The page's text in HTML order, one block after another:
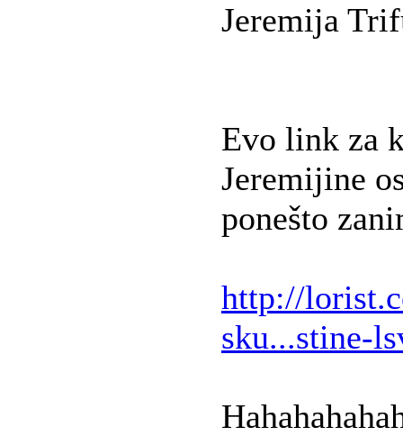
Jeremija
Evo link za
Jeremijine
ponešto
http://
sku...stine-